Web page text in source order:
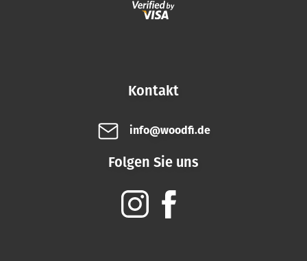
Kontakt
info@woodfi.de
Folgen Sie uns